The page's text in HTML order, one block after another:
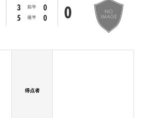
3 前半
0
5
後半 0 0
得点者